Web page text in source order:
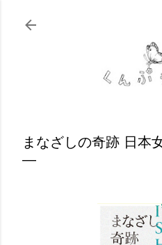
スキップしてメイ
まなざしの奇跡 日本